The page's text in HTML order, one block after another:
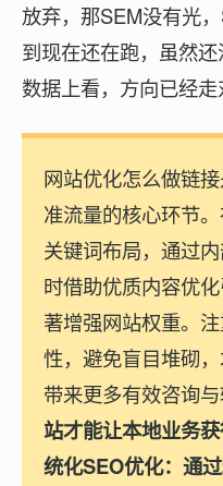
放弃，那SEM没有光
到现在还在跑，虽然
数据上看，方向已经走
网站优化怎么做链
准流量的核心环节
关键词布局，通过
时借助优质内容优
著增强网站权重。
性，避免盲目堆砌，
带来更多有效咨询与
站才能让本地业务
统化SEO优化：通